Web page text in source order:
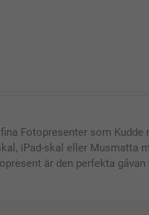
Fotopresenter som Kudde
iPad-skal eller Musmatta
är den perfekta